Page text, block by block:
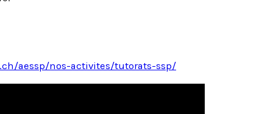
aessp/nos-activites/tutorats-ssp/